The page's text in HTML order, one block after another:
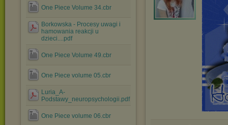
One Piece Volume 34.cbr
Borkowska - Procesy uwagi i
hamowania reakcji u
dzieci....pdf
One Piece Volume 49.cbr
One Piece volume 05.cbr
Luria_A-
Podstawy_neuropsychologii.pdf
One Piece volume 06.cbr